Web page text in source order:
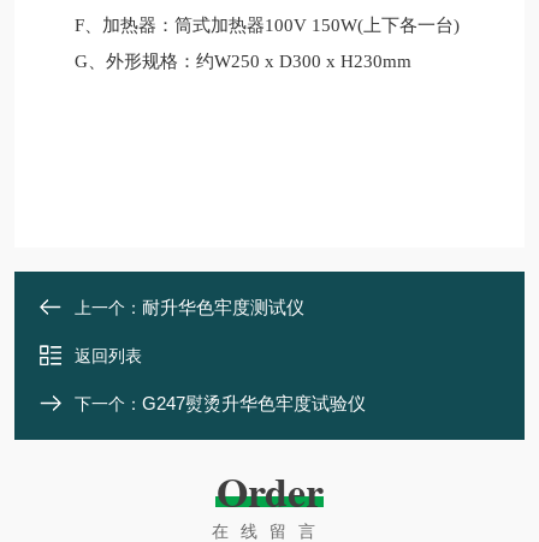
F、加热器：筒式加热器100V 150W(上下各一台)
G、外形规格：约W250 x D300 x H230mm
上一个： 耐升华色牢度测试仪
返回列表
下一个： G247熨烫升华色牢度试验仪
Order
在线留言